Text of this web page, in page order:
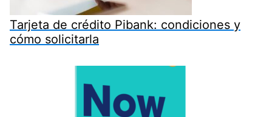
Tarjeta de crédito Pibank: condiciones y
cómo solicitarla